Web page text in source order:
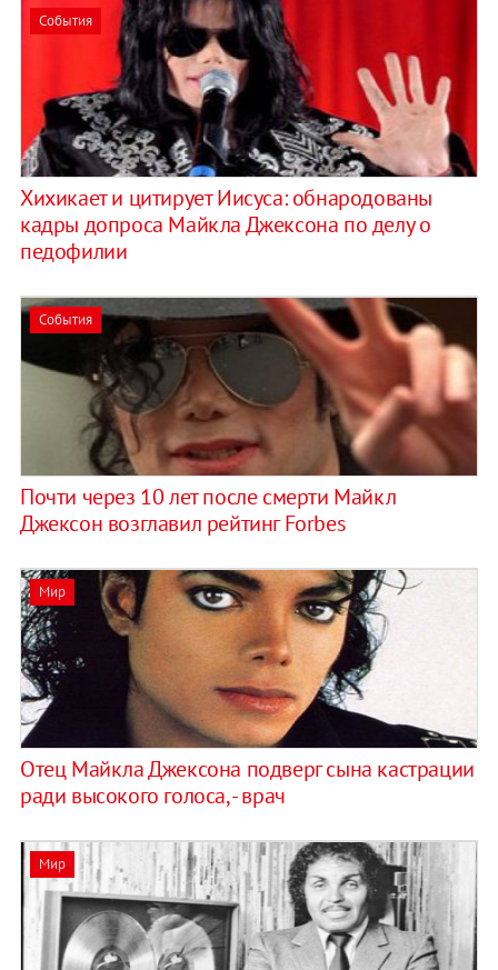
События
Хихикает и цитирует Иисуса: обнародованы
кадры допроса Майкла Джексона по делу о
педофилии
События
Почти через 10 лет после смерти Майкл
Джексон возглавил рейтинг Forbes
Мир
Отец Майкла Джексона подверг сына кастрации
ради высокого голоса, - врач
Мир